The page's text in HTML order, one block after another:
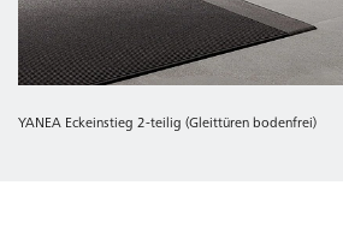
YANEA Eckeinstieg 2-teilig (Gleittüren bodenfrei)